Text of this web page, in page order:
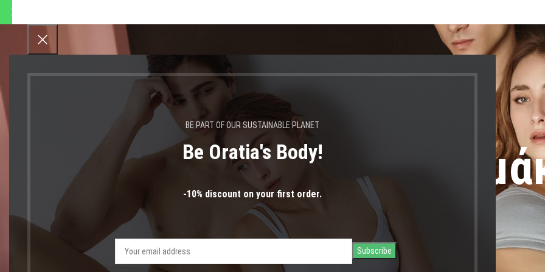
BE PART OF OUR SUSTAINABLE PLANET
Be Oratia's Body!
-10% discount on your first order.
εξώπλατο
θα πραγματοποιηθούν 24.08.2026" |